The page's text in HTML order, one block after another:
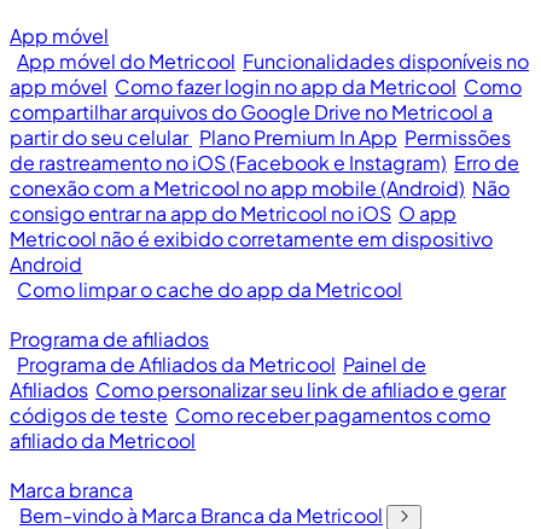
App móvel
App móvel do Metricool Funcionalidades disponíveis no
app móvel Como fazer login no app da Metricool Como
compartilhar arquivos do Google Drive no Metricool a
partir do seu celular Plano Premium In App Permissões
de rastreamento no iOS (Facebook e Instagram) Erro de
conexão com a Metricool no app mobile (Android) Não
consigo entrar na app do Metricool no iOS O app
Metricool não é exibido corretamente em dispositivo
Android
Como limpar o cache do app da Metricool
Programa de afiliados
Programa de Afiliados da Metricool Painel de
Afiliados Como personalizar seu link de afiliado e gerar
códigos de teste Como receber pagamentos como
afiliado da Metricool
Marca branca
Bem-vindo à Marca Branca da Metricool